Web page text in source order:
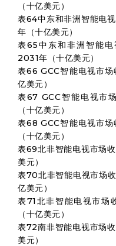
（十亿美元）
表64中东和非洲智能电
年（十亿美元）
表65中东和非洲智能
2031年（十亿美元）
表66 GCC智能电视市
亿美元）
表67 GCC智能电视市
（十亿美元）
表68 GCC智能电视市
（十亿美元）
表69北非智能电视市场
美元）
表70北非智能电视市场
亿美元）
表71北非智能电视市
（十亿美元）
表72南非智能电视市场
美元）